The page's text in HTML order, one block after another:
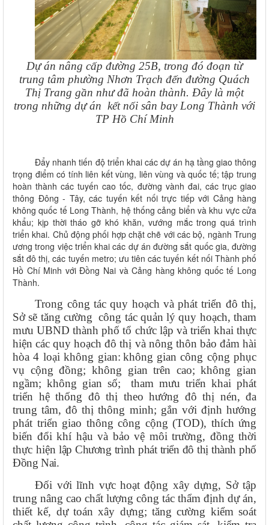
Dự án nâng cấp đường 25B, trong đó đoạn từ
trung tâm phường Nhơn Trạch đến đường Quách
Thị Trang gần như đã hoàn thành. Đây là một
trong những dự án kết nối sân bay Long Thành với
TP Hồ Chí Minh
Đẩy nhanh tiến độ triển khai các dự án hạ tầng giao thông
trọng điểm có tính liên kết vùng, liên vùng và quốc tế; tập trung
hoàn thành các tuyến cao tốc, đường vành đai, các trục giao
thông Đông - Tây, các tuyến kết nối trực tiếp với Cảng hàng
không quốc tế Long Thành, hệ thống cảng biển và khu vực cửa
khẩu; kịp thời tháo gỡ khó khăn, vướng mắc trong quá trình
triển khai. Chủ động phối hợp chặt chẽ với các bộ, ngành Trung
ương trong việc triển khai các dự án đường sắt quốc gia, đường
sắt đô thị, các tuyến metro; ưu tiên các tuyến kết nối Thành phố
Hồ Chí Minh với Đồng Nai và Cảng hàng không quốc tế Long
Thành.
Trong công tác quy hoạch và phát triển đô thị,
Sở sẽ tăng cường công tác quản lý quy hoạch, tham
mưu UBND thành phố tổ chức lập và triển khai thực
hiện các quy hoạch đô thị và nông thôn bảo đảm hài
hòa 4 loại không gian: không gian công cộng phục
vụ cộng đồng; không gian trên cao; không gian
ngầm; không gian số;
tham mưu triển khai phát
triển hệ thống đô thị theo hướng đô thị nén, đa
trung tâm, đô thị thông minh; gắn với định hướng
phát triển giao thông công cộng (TOD), thích ứng
biến đổi khí hậu và bảo vệ môi trường, đồng thời
thực hiệnlập Chương trình phát triển đô thị thành phố
Đồng Nai.
Đối với lĩnh vực hoạt động xây dựng, Sở tập
trung nâng cao chất lượng công tác thẩm định dự án,
thiết kế, dự toán xây dựng; tăng cường kiểm soát